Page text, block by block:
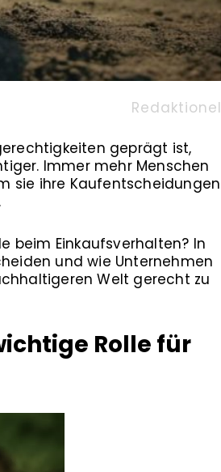
Redaktionel
geprägt ist,
Immer mehr Menschen
sie ihre Kaufentscheidungen
beim Einkaufsverhalten? In
und wie Unternehmen
Welt gerecht zu
Rolle für